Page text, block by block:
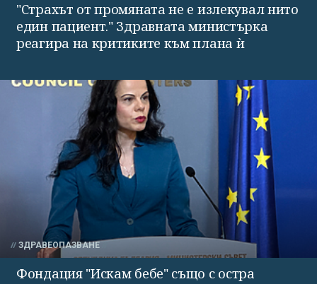
"Страхът от промяната не е излекувал нито
един пациент." Здравната министърка
реагира на критиките към плана ѝ
ЗДРАВЕОПАЗВАНЕ
Фондация "Искам бебе" също с остра